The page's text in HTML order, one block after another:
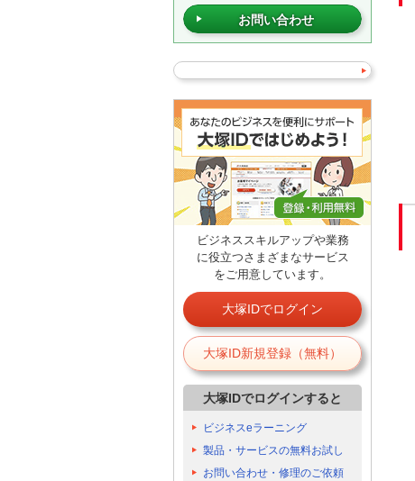
お問い合わせ
ビジネススキルアップや業務
に役立つさまざまなサービス
をご用意しています。
大塚IDでログイン
大塚ID新規登録（無料）
大塚IDでログインすると
ビジネスeラーニング
製品・サービスの無料お試し
お問い合わせ・修理のご依頼